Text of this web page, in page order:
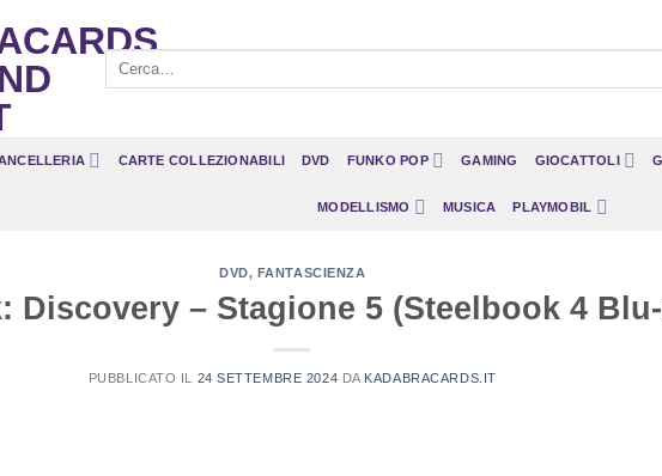
Cerca:
CARTE COLLEZIONABILI DVD FUNKO POP GAMING GIOCATTOLI
MODELLISMO MUSICA PLAYMOBIL
DVD, FANTASCIENZA
Discovery – Stagione 5 (Steelbook 4
PUBBLICATO IL 24 SETTEMBRE 2024 DA KADABRACARDS.IT